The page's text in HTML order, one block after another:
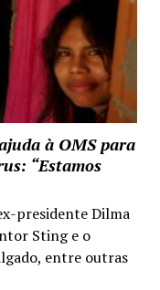
à OMS para
“Estamos
presidente Dilma
Sting e o
entre outras